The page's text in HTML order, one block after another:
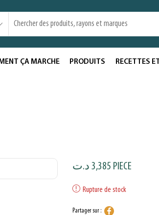
ÇA MARCHE PRODUITS RECETTES
3,385 د.ت PIECE
Rupture de stock
Partager sur :